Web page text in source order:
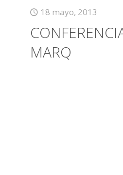
18 mayo, 2013
MARQ